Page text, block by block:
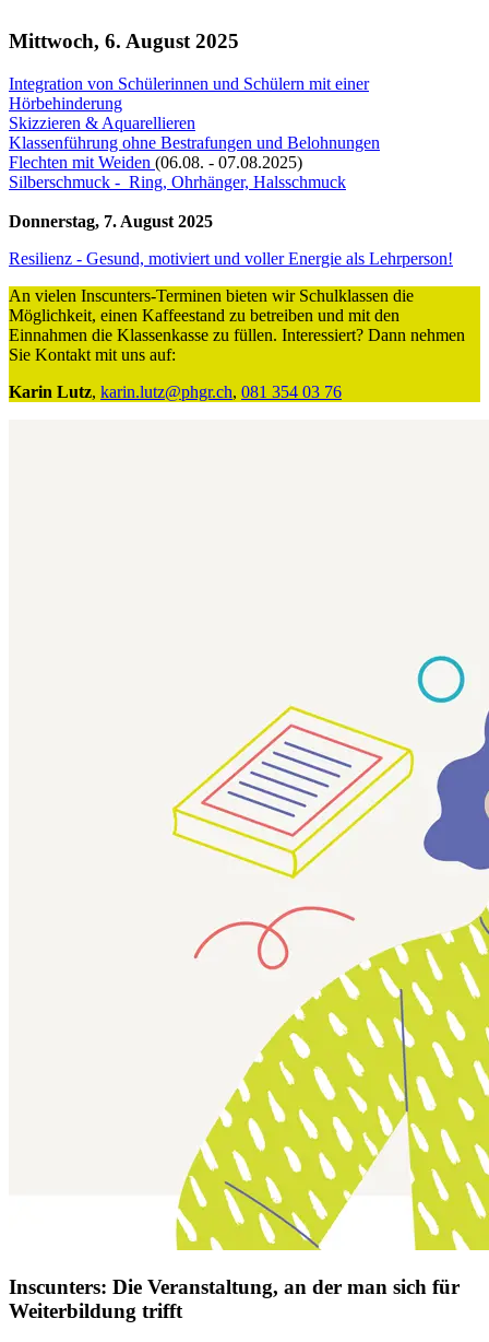
Mittwoch, 6. August 2025
Integration von Schülerinnen und Schülern mit einer
Hörbehinderung
Skizzieren & Aquarellieren
Klassenführung ohne Bestrafungen und Belohnungen
Flechten mit Weiden (06.08. - 07.08.2025)
Silberschmuck - Ring, Ohrhänger, Halsschmuck
Donnerstag, 7. August 2025
Resilienz - Gesund, motiviert und voller Energie als Lehrperson!
An vielen Inscunters-Terminen bieten wir Schulklassen die
Möglichkeit, einen Kaffeestand zu betreiben und mit den
Einnahmen die Klassenkasse zu füllen. Interessiert? Dann nehmen
Sie Kontakt mit uns auf:
Karin Lutz, karin.lutz@phgr.ch, 081 354 03 76
Inscunters: Die Veranstaltung, an der man sich für
Weiterbildung trifft